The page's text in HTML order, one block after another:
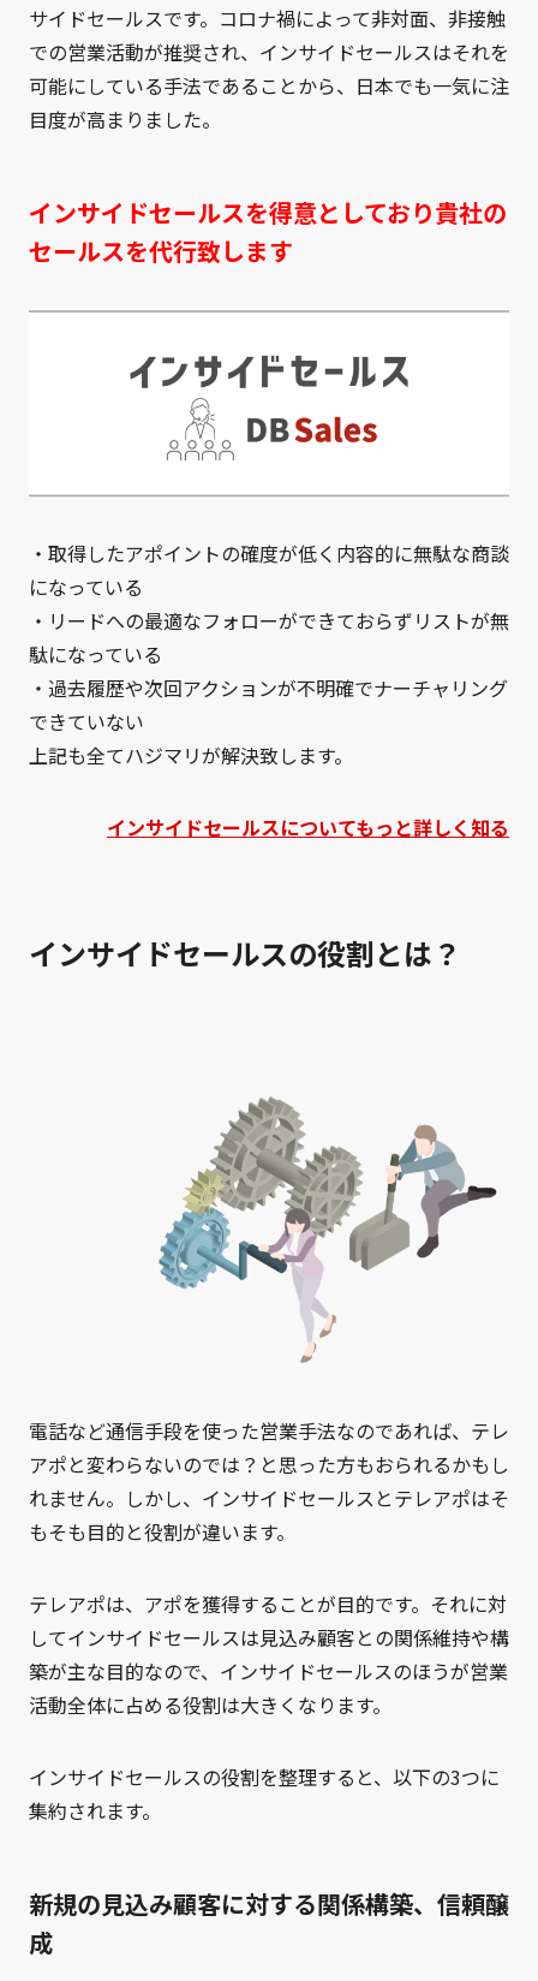
サイドセールスです。コロナ禍によって非対面、非接触
での営業活動が推奨され、インサイドセールスはそれを
可能にしている手法であることから、日本でも一気に注
目度が高まりました。
インサイドセールスを得意としており貴社の
セールスを代行致します
・取得したアポイントの確度が低く内容的に無駄な商談
になっている
・リードへの最適なフォローができておらずリストが無
駄になっている
・過去履歴や次回アクションが不明確でナーチャリング
できていない
上記も全てハジマリが解決致します。
インサイドセールスについてもっと詳しく知る
インサイドセールスの役割とは？
電話など通信手段を使った営業手法なのであれば、テレ
アポと変わらないのでは？と思った方もおられるかもし
れません。しかし、インサイドセールスとテレアポはそ
もそも目的と役割が違います。
テレアポは、アポを獲得することが目的です。それに対
してインサイドセールスは見込み顧客との関係維持や構
築が主な目的なので、インサイドセールスのほうが営業
活動全体に占める役割は大きくなります。
インサイドセールスの役割を整理すると、以下の3つに
集約されます。
新規の見込み顧客に対する関係構築、信頼醸
成